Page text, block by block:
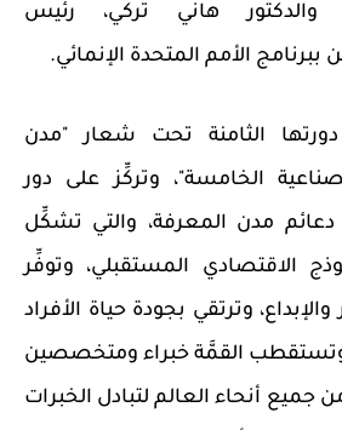
والدكتور هاني تركي، رئيس
ببرنامج الأمم المتحدة الإنمائي.
الثامنة تحت شعار "مدن
الخامسة"، وتركِّز على دور
مدن المعرفة، والتي تشكِّل
الاقتصادي المستقبلي، وتوفِّر
والإبداع، وترتقي بجودة حياة الأفراد
القمَّة خبراء ومتخصصين
جميع أنحاء العالم لتبادل الخبرات